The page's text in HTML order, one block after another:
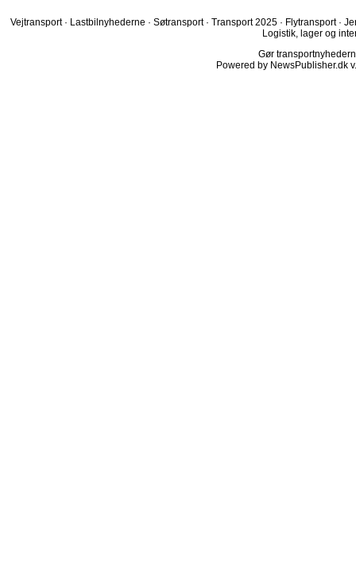
Vejtransport · Lastbilnyhederne · Søtransport · Transport 2025 · Flytransport ·
Logistik, lager og
Gør
Powered by NewsPublisher.dk